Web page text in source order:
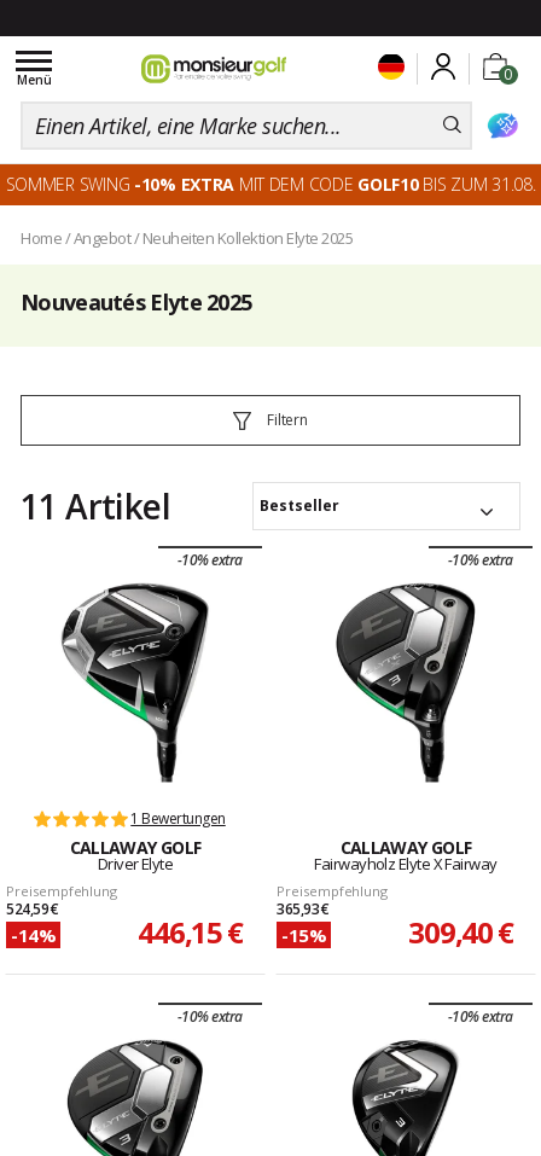
0
Toggle
navigation
Menü
SOMMER SWING -10% EXTRA MIT DEM CODE GOLF10BIS ZUM 31.08.
Home/Angebot/Neuheiten Kollektion Elyte 2025
Nouveautés Elyte 2025
Filtern
11 Artikel Bestseller
-10% extra
1 Bewertungen
CALLAWAY GOLF
Driver Elyte
Preisempfehlung
524,59 €
-14% 446,15 €
-10% extra
CALLAWAY GOLF
Fairwayholz Elyte X Fairway
Preisempfehlung
365,93 €
-15% 309,40 €
-10% extra -10% extra